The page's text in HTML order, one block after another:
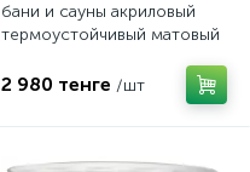
бани и сауны акриловый
термоустойчивый матовый
2 980 тенге /шт